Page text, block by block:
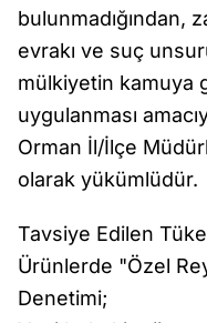
bulunmadığından,
evrakı ve suç
mülkiyetin kamuya
uygulanması
Orman İl/İlçe
olarak yükümlüdür.
Tavsiye Edilen
Ürünlerde "Özel
Denetimi;